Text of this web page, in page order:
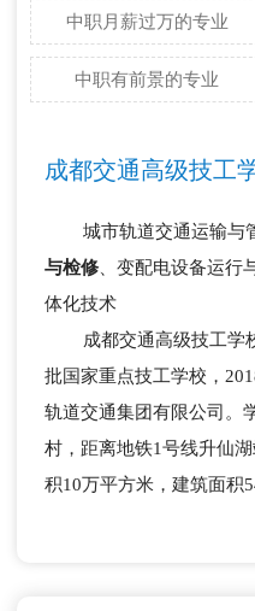
中职月薪过万的专业
中职有前景的专业
成都交通高级技工
城市轨道交通运输与
与检修、变配电设备运行
体化技术
成都交通高级技工学
批国家重点技工学校，
轨道交通集团有限公司。
村，距离地铁1号线升仙
积10万平方米，建筑面积